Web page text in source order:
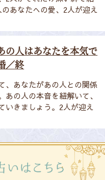
あなたへの愛、2人が迎え
人はあなたを本気で
／終
、あなたがあの人との関係
の人の本音を紐解いて、
いきましょう。2人が迎え